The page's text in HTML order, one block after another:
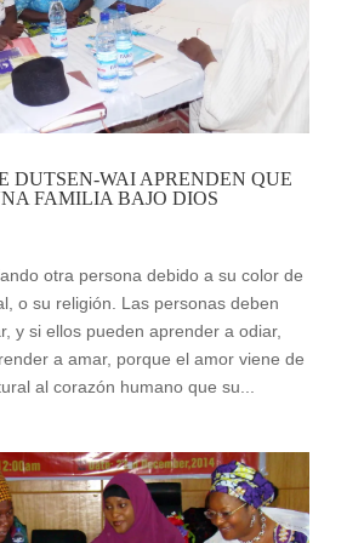
DUTSEN-WAI APRENDEN QUE
FAMILIA BAJO DIOS
otra persona debido a su color de
o su religión. Las personas deben
y si ellos pueden aprender a odiar,
a amar, porque el amor viene de
al corazón humano que su...